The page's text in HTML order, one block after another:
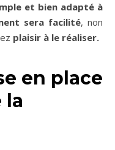
et bien adapté à
sera facilité, non
plaisir à le réaliser.
en place
la